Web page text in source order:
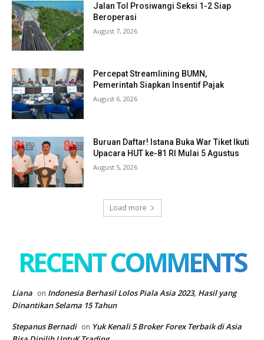
Jalan Tol Prosiwangi Seksi 1-2 Siap
Beroperasi
August 7, 2026
Percepat Streamlining BUMN,
Pemerintah Siapkan Insentif Pajak
August 6, 2026
Buruan Daftar! Istana Buka War Tiket Ikuti
Upacara HUT ke-81 RI Mulai 5 Agustus
August 5, 2026
Load more
RECENT COMMENTS
Liana on Indonesia Berhasil Lolos Piala Asia 2023, Hasil yang
Dinantikan Selama 15 Tahun
Stepanus Bernadi on Yuk Kenali 5 Broker Forex Terbaik di Asia